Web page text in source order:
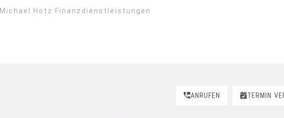
Michael Hotz Finanzdienstleistungen
ANRUFEN TERMIN